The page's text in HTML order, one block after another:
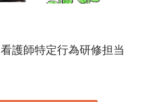
看護師特定行為研修担当